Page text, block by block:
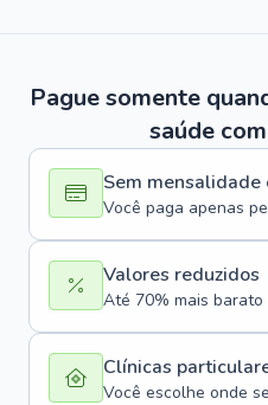
Pague somente
saúde
Sem mensalidade
Você paga apenas
Valores reduzidos
Até 70% mais
Clínicas
Você escolhe onde